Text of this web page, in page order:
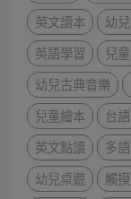
英文讀本
幼
英語學習
兒
幼兒古典音樂
兒童繪本
台
英文點讀
多
幼兒桌遊
觸